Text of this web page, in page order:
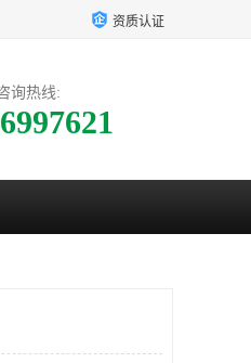
资质认证
询热线: